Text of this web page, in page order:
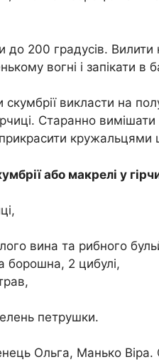
до 200 градусів.
вогні і запікати в
скумбрії викласти на
Старанно
кружальцями
або макрелі у
вина та рибного
борошна, 2 цибулі,
петрушки.
Ольга, Манько Віра.